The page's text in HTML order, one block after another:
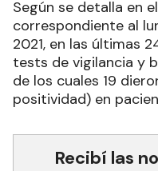
Según se detalla en
correspondiente al
2021, en las últimas
tests de vigilancia y
de los cuales 19
positividad) en
Recibí las